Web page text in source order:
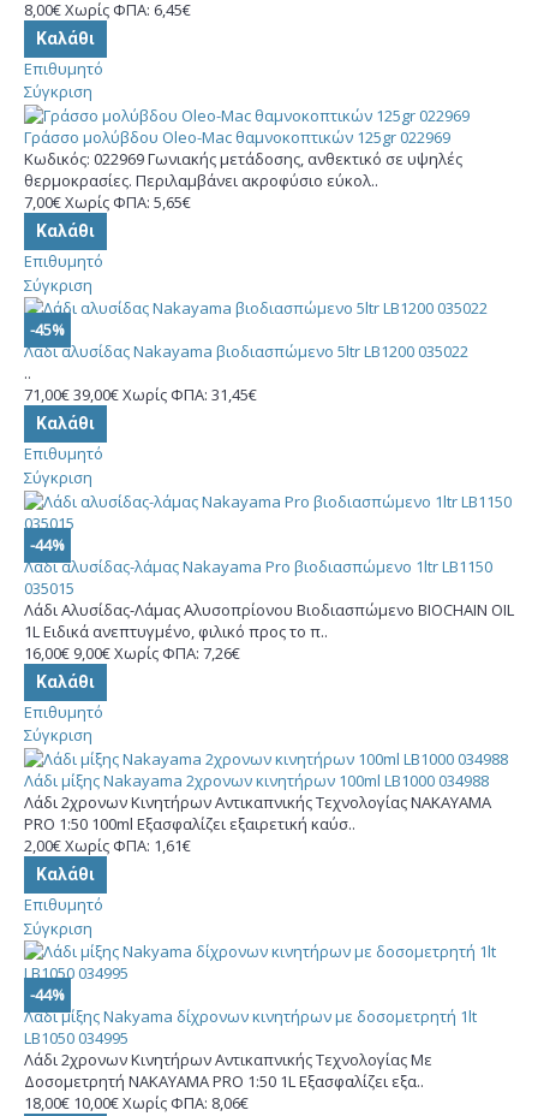
8,00€Χωρίς ΦΠΑ: 6,45€
Καλάθι
Επιθυμητό
Σύγκριση
Γράσσο μολύβδου Oleo-Mac θαμνοκοπτικών 125gr 022969
Κωδικός: 022969 Γωνιακής μετάδοσης, ανθεκτικό σε υψηλές
θερμοκρασίες. Περιλαμβάνει ακροφύσιο εύκολ..
7,00€Χωρίς ΦΠΑ: 5,65€
Καλάθι
Επιθυμητό
Σύγκριση
-45%
Λάδι αλυσίδας Nakayama βιοδιασπώμενο 5ltr LB1200 035022
..
71,00€39,00€Χωρίς ΦΠΑ: 31,45€
Καλάθι
Επιθυμητό
Σύγκριση
-44%
Λάδι αλυσίδας-λάμας Nakayama Pro βιοδιασπώμενο 1ltr LB1150
035015
Λάδι Αλυσίδας-Λάμας Αλυσοπρίονου Βιοδιασπώμενο BIOCHAIN OIL
1L Ειδικά ανεπτυγμένο, φιλικό προς το π..
16,00€ 9,00€Χωρίς ΦΠΑ: 7,26€
Καλάθι
Επιθυμητό
Σύγκριση
Λάδι μίξης Nakayama 2χρονων κινητήρων 100ml LB1000 034988
Λάδι 2χρονων Κινητήρων Αντικαπνικής Τεχνολογίας NAKAYAMA
PRO 1:50 100ml Εξασφαλίζει εξαιρετική καύσ..
2,00€Χωρίς ΦΠΑ: 1,61€
Καλάθι
Επιθυμητό
Σύγκριση
-44%
Λάδι μίξης Nakyama δίχρονων κινητήρων με δοσομετρητή 1lt
LB1050 034995
Λάδι 2χρονων Κινητήρων Αντικαπνικής Τεχνολογίας Με
Δοσομετρητή NAKAYAMA PRO 1:50 1L Εξασφαλίζει εξα..
18,00€ 10,00€Χωρίς ΦΠΑ: 8,06€